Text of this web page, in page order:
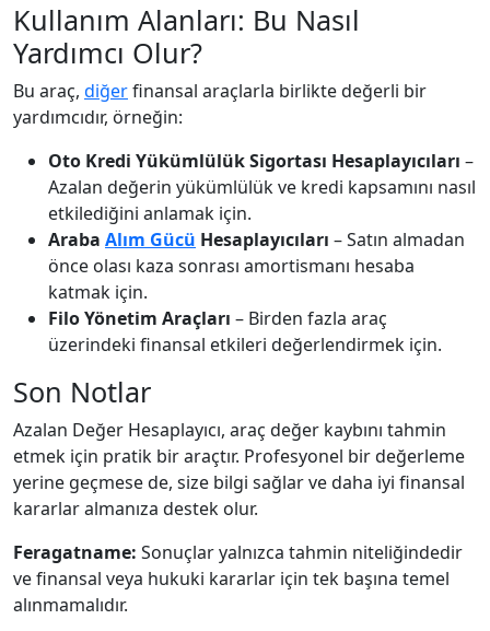
Kullanım Alanları: Bu Nasıl
Yardımcı Olur?
Bu araç, diğerfinansal araçlarla birlikte değerli bir
yardımcıdır, örneğin:
Oto Kredi Yükümlülük Sigortası Hesaplayıcıları –
Azalan değerin yükümlülük ve kredi kapsamını nasıl
etkilediğini anlamak için.
Araba Alım Gücü Hesaplayıcıları – Satın almadan
önce olası kaza sonrası amortismanı hesaba
katmak için.
Filo Yönetim Araçları – Birden fazla araç
üzerindeki finansal etkileri değerlendirmek için.
Son Notlar
Azalan Değer Hesaplayıcı, araç değer kaybını tahmin
etmek için pratik bir araçtır. Profesyonel bir değerleme
yerine geçmese de, size bilgi sağlar ve daha iyi finansal
kararlar almanıza destek olur.
Feragatname: Sonuçlar yalnızca tahmin niteliğindedir
ve finansal veya hukuki kararlar için tek başına temel
alınmamalıdır.